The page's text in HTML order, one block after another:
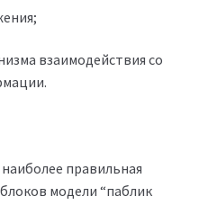
взаимодействия со
правильная
модели “паблик